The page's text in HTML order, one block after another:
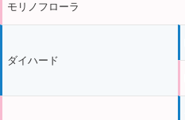
モリノフローラ
ダイハード